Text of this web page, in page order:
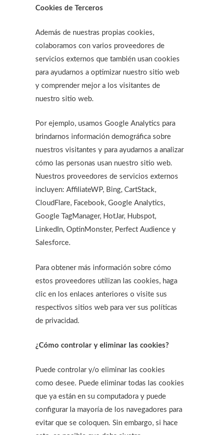
Cookies de Terceros
Además de nuestras propias cookies,
colaboramos con varios proveedores de
servicios externos que también usan cookies
para ayudarnos a optimizar nuestro sitio web
y comprender mejor a los visitantes de
nuestro sitio web.
Por ejemplo, usamos Google Analytics para
brindarnos información demográfica sobre
nuestros visitantes y para ayudarnos a analizar
cómo las personas usan nuestro sitio web.
Nuestros proveedores de servicios externos
incluyen: AffiliateWP, Bing, CartStack,
CloudFlare, Facebook, Google Analytics,
Google TagManager, HotJar, Hubspot,
LinkedIn, OptinMonster, Perfect Audience y
Salesforce.
Para obtener más información sobre cómo
estos proveedores utilizan las cookies, haga
clic en los enlaces anteriores o visite sus
respectivos sitios web para ver sus políticas
de privacidad.
¿Cómo controlar y eliminar las cookies?
Puede controlar y/o eliminar las cookies
como desee. Puede eliminar todas las cookies
que ya están en su computadora y puede
configurar la mayoría de los navegadores para
evitar que se coloquen. Sin embargo, si hace